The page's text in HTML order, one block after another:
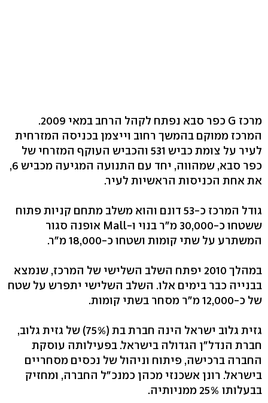
מרכז G כפר סבא נפתח לקהל הרחב במאי 2009.
המרכז ממוקם בהמשך רחוב וייצמן בכניסה המזרחית
לעיר על צומת כביש 531 והכביש העוקף המזרחי של
כפר סבא, שמהווה, יחד עם התנועה המגיעה מכביש 6,
את אחת הכניסות הראשיות לעיר.
גודל המרכז כ-53 דונם והוא משלב מתחם קניות פתוח
ששטחו כ-30,000 מ"ר בנוי ו-Mall אופנה סגור
המשתרע על שתי קומות ושטחו כ-18,000 מ"ר.
במהלך 2010 יפתח השלב השלישי של המרכז, שנמצא
בבנייה כבר בימים אלו. השלב השלישי יתפרש על שטח
של כ-12,000 מ"ר מסחר בשתי קומות.
גזית גלוב ישראל הינה חברת בת (75%) של גזית גלוב,
חברת הנדל"ן הגדולה בישראל. בפעילותה עוסקת
החברה ברכישה, פיתוח וניהול של נכסים מסחריים
בישראל. רונן אשכנזי מכהן כמנכ"ל החברה, ומחזיק
בבעלותו 25% ממניותיה.